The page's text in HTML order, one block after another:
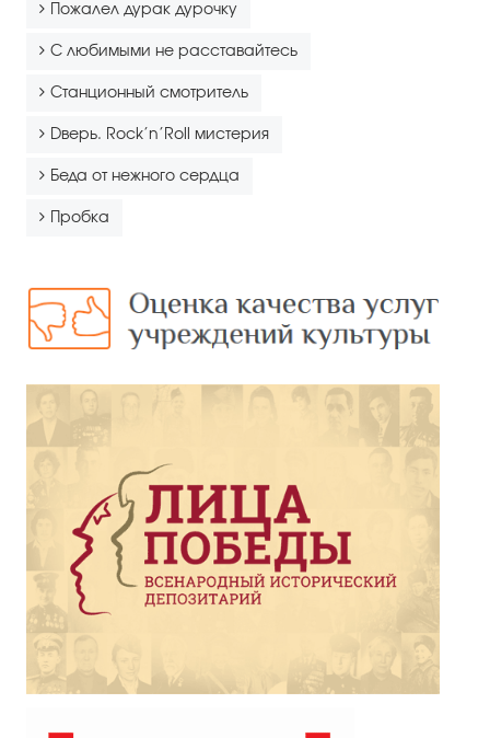
Пожалел дурак дурочку
С любимыми не расставайтесь
Станционный смотритель
Dверь. Rock’n’Roll мистерия
Беда от нежного сердца
Пробка